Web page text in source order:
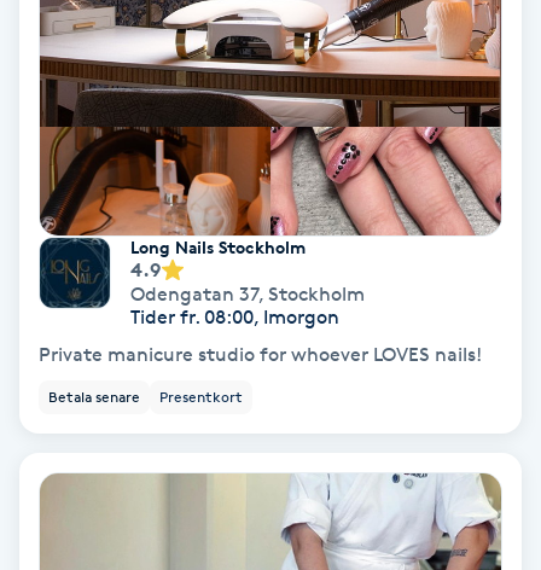
Klangmassage
Klippning
Klippning & Slingor
Klippning ungdom
Kosmetisk tatuering
Kostrådgivning
Long Nails Stockholm
4.9
Odengatan 37, Stockholm
Tider fr. 08:00, Imorgon
Private manicure studio for whoever LOVES nails!
Betala senare Presentkort